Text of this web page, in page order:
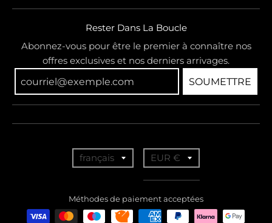
Rester Dans La Boucle
Abonnez-vous pour être le premier à connaître nos
offres exclusives et nos derniers arrivages.
SOUMETTRE
a
n
français
n
EUR €
Méthodes de paiement acceptées